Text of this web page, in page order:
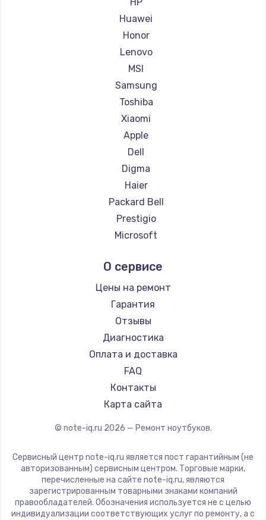
Ремонт ноутбуков Maibenben
Ремонт ноутбуков Getac
Ремонт ноутбуков Epson
Ремонт ноутбуков Philips
Ремонт ноутбуков LG
Ремонт ноутбуков Panasonic
Ремонт ноутбуков Irbis
Ремонт ноутбуков Thunderobot
Ремонт ноутбуков Hasee
Ремонт ноутбуков ZTE
Ремонт ноутбуков Hiper
Ремонт ноутбуков Evga
Ремонт ноутбуков Google
Ремонт ноутбуков Echips
Ремонт ноутбуков Predator
Ремонт ноутбуков iru
Ремонт ноутбуков Machenike
Ремонт ноутбуков DEXP
Ремонт ноутбуков Teclast
Ремонт ноутбуков CHUWI
Ремонт ноутбуков Colorful
Huawei
Honor
Lenovo
MSI
Samsung
Toshiba
Xiaomi
Apple
Dell
Digma
Haier
Packard Bell
Prestigio
Microsoft
Aquarius
Gigabyte
Aorus
Maibenben
Getac
Epson
Philips
LG
Panasonic
ZTE
Hiper
Evga
О сервисе
Цены на ремонт
Гарантия
Отзывы
Диагностика
Оплата и доставка
FAQ
Контакты
Карта сайта
© note-iq.ru 2026 — Ремонт ноутбуков.
Сервисный центр note-iq.ru является пост гарантийным (не
авторизованным) сервисным центром. Торговые марки,
перечисленные на сайте note-iq.ru, являются
зарегистрированным товарными знаками компаний
правообладателей. Обозначения используется не с целью
индивидуализации соответствующих услуг по ремонту, а с